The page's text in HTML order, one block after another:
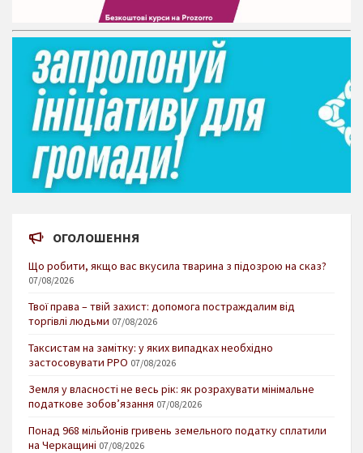
ОГОЛОШЕННЯ
Що робити, якщо вас вкусила тварина з підозрою на сказ?
07/08/2026
Твої права – твій захист: допомога постраждалим від
торгівлі людьми 07/08/2026
Таксистам на замітку: у яких випадках необхідно
застосовувати РРО 07/08/2026
Земля у власності не весь рік: як розрахувати мінімальне
податкове зобов’язання 07/08/2026
Понад 968 мільйонів гривень земельного податку сплатили
на Черкащині 07/08/2026